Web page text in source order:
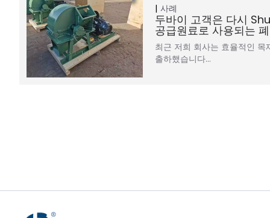
사례
두바이 고객은 다시
공급원료로 사용되는
최근 저희 회사는 효율적인
출하했습니다…